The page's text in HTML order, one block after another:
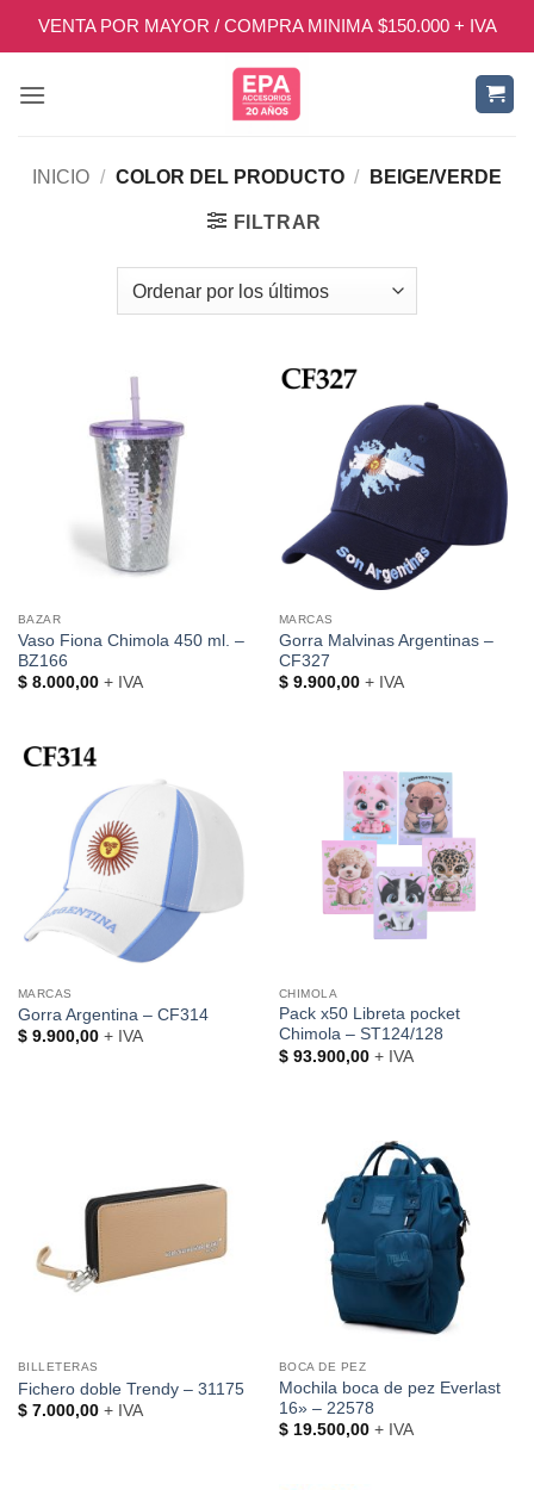
VENTA POR MAYOR / COMPRA MINIMA $150.000 + IVA
INICIO / COLOR DEL PRODUCTO / BEIGE/VERDE
FILTRAR
BAZAR
Vaso Fiona Chimola 450 ml. –
BZ166
$8.000,00+ IVA
MARCAS
Gorra Malvinas Argentinas –
CF327
$9.900,00+ IVA
MARCAS
Gorra Argentina – CF314
$9.900,00+ IVA
CHIMOLA
Pack x50 Libreta pocket
Chimola – ST124/128
$93.900,00+ IVA
BILLETERAS
Fichero doble Trendy – 31175
$7.000,00+ IVA
BOCA DE PEZ
Mochila boca de pez Everlast
16» – 22578
$19.500,00+ IVA